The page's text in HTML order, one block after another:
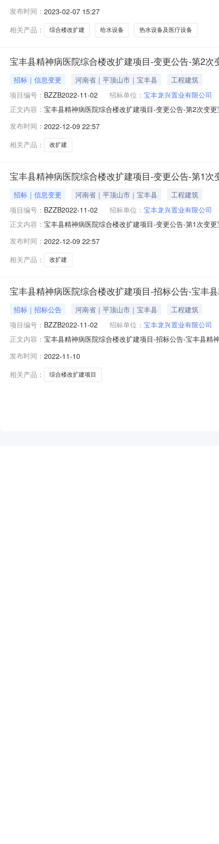
下建筑面积1455m2；其他包含配套电梯、变配电设备、
竣工
发布时间： 2023-02-07 15:27
相关产品：
综合楼改扩建 给水设备 热水设备及医疗设备
宝丰县精神病医院综合楼改扩建项目-变更公告-第2次
招标｜信息变更 河南省｜平顶山市｜宝丰县
工程建筑
项目编号： BZZB2022-11-02 招标单位： 宝丰龙兴置业有限公司
正文内容： 宝丰县精神病医院综合楼改扩建项目-变更公告-第2次变
《全国公共资源交易平台（河南省）》、《全国公共资
更正信息
发布时间： 2022-12-09 22:57
相关产品：
改扩建
宝丰县精神病医院综合楼改扩建项目-变更公告-第1次
招标｜信息变更 河南省｜平顶山市｜宝丰县
工程建筑
项目编号： BZZB2022-11-02 招标单位： 宝丰龙兴置业有限公司
正文内容： 宝丰县精神病医院综合楼改扩建项目-变更公告-第1次变
《全国公共资源交易平台（河南省）》、《全国公共资
正信息1
发布时间： 2022-12-09 22:57
相关产品：
改扩建
宝丰县精神病医院综合楼改扩建项目-招标公告-宝丰
招标｜招标公告 河南省｜平顶山市｜宝丰县
工程建筑
项目编号： BZZB2022-11-02 招标单位： 宝丰龙兴置业有限公司
正文内容： 宝丰县精神病医院综合楼改扩建项目-招标公告-宝丰县精
标活动。2、项目概况2.1、项目名称：宝丰县精神病医
13455m2，其中地
发布时间： 2022-11-10
相关产品：
综合楼改扩建项目